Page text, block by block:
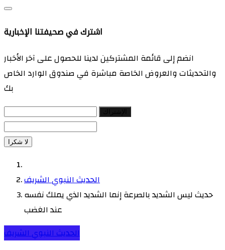
اشترك في صحيفتنا الإخبارية
انضم إلى قائمة المشتركين لدينا للحصول على آخر الأخبار
والتحديثات والعروض الخاصة مباشرة في صندوق الوارد الخاص
بك
لا شكرا
الحديث النبوي الشريف
حديث ليس الشديد بالصرعة إنما الشديد الذي يملك نفسه
عند الغضب
الحديث النبوي الشريف